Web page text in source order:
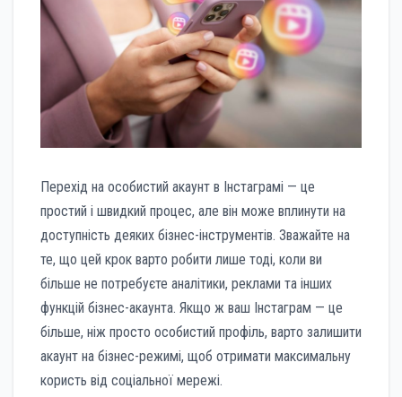
Перехід на особистий акаунт в Інстаграмі — це
простий і швидкий процес, але він може вплинути на
доступність деяких бізнес-інструментів. Зважайте на
те, що цей крок варто робити лише тоді, коли ви
більше не потребуєте аналітики, реклами та інших
функцій бізнес-акаунта. Якщо ж ваш Інстаграм — це
більше, ніж просто особистий профіль, варто залишити
акаунт на бізнес-режимі, щоб отримати максимальну
користь від соціальної мережі.